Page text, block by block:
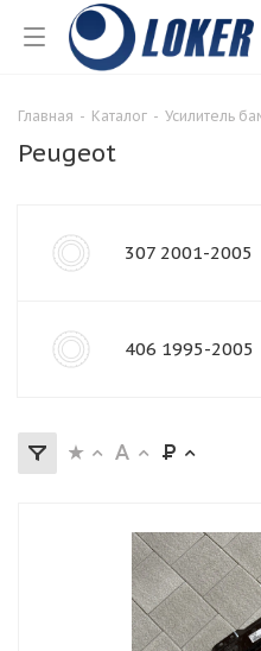
Главная - Каталог - Усилитель
Peugeot
307 2001-2005
406 1995-2005